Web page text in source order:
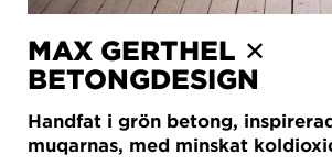
MAX GERTHEL ✕
BETONGDESIGN
Handfat i grön betong,
muqarnas, med minskat